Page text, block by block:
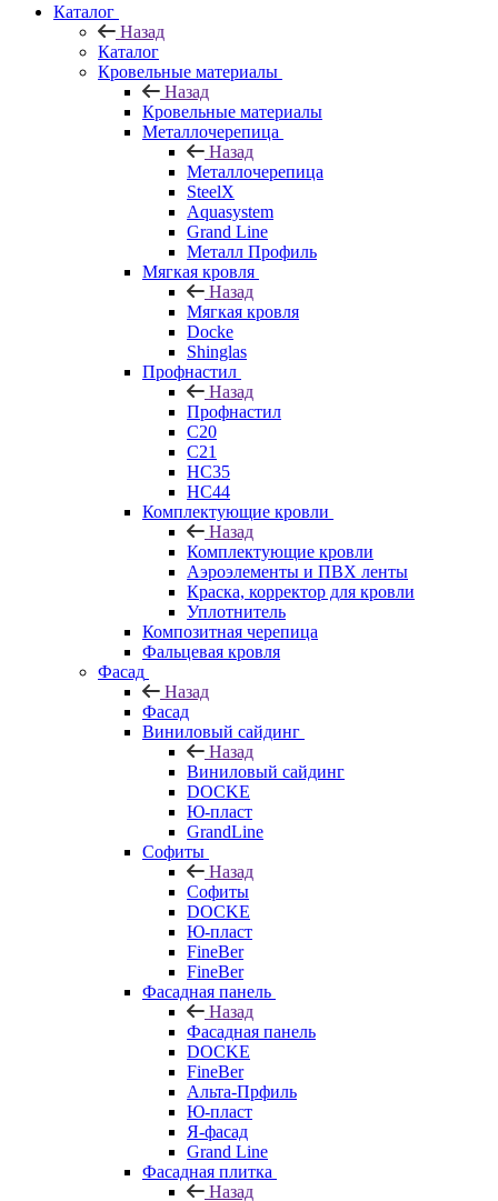
Каталог
Назад
Каталог
Кровельные материалы
Назад
Кровельные материалы
Металлочерепица
Назад
Металлочерепица
SteelX
Aquasystem
Grand Line
Металл Профиль
Мягкая кровля
Назад
Мягкая кровля
Docke
Shinglas
Профнастил
Назад
Профнастил
C20
C21
НС35
НС44
Комплектующие кровли
Назад
Комплектующие кровли
Аэроэлементы и ПВХ ленты
Краска, корректор для кровли
Уплотнитель
Композитная черепица
Фальцевая кровля
Фасад
Назад
Фасад
Виниловый сайдинг
Назад
Виниловый сайдинг
DOCKE
Ю-пласт
GrandLine
Софиты
Назад
Софиты
DOCKE
Ю-пласт
FineBer
FineBer
Фасадная панель
Назад
Фасадная панель
DOCKE
FineBer
Альта-Прфиль
Ю-пласт
Я-фасад
Grand Line
Фасадная плитка
Назад